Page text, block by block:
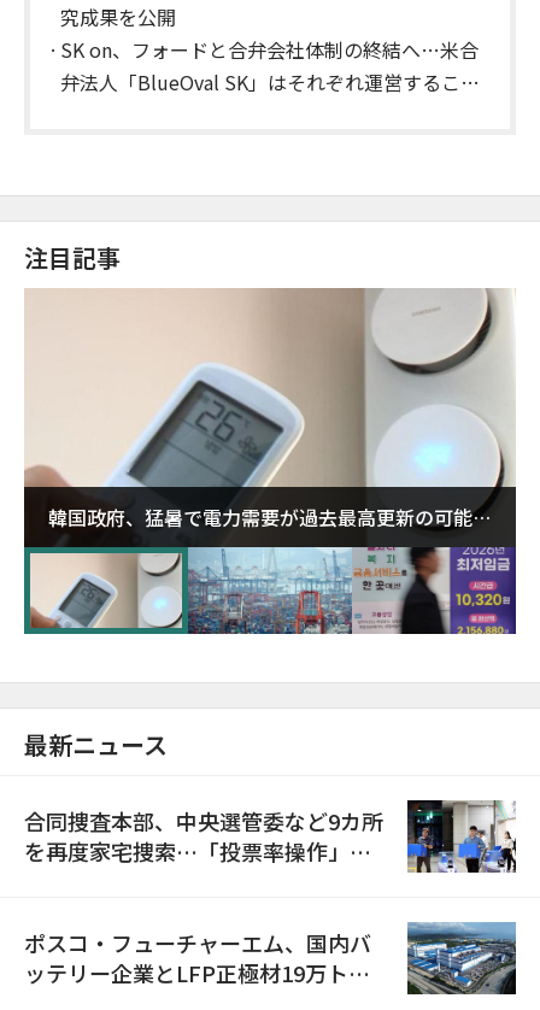
究成果を公開
SK on、フォードと合弁会社体制の終結へ…米合
弁法人「BlueOval SK」はそれぞれ運営すること
注目記事
韓国政府、猛暑で電力需要が過去最高更新の可能性
に需給対応体制を点検
最新ニュース
合同捜査本部、中央選管委など9カ所
を再度家宅捜索…「投票率操作」の
ポスコ・フューチャーエム、国内バ
ッテリー企業とLFP正極材19万トン